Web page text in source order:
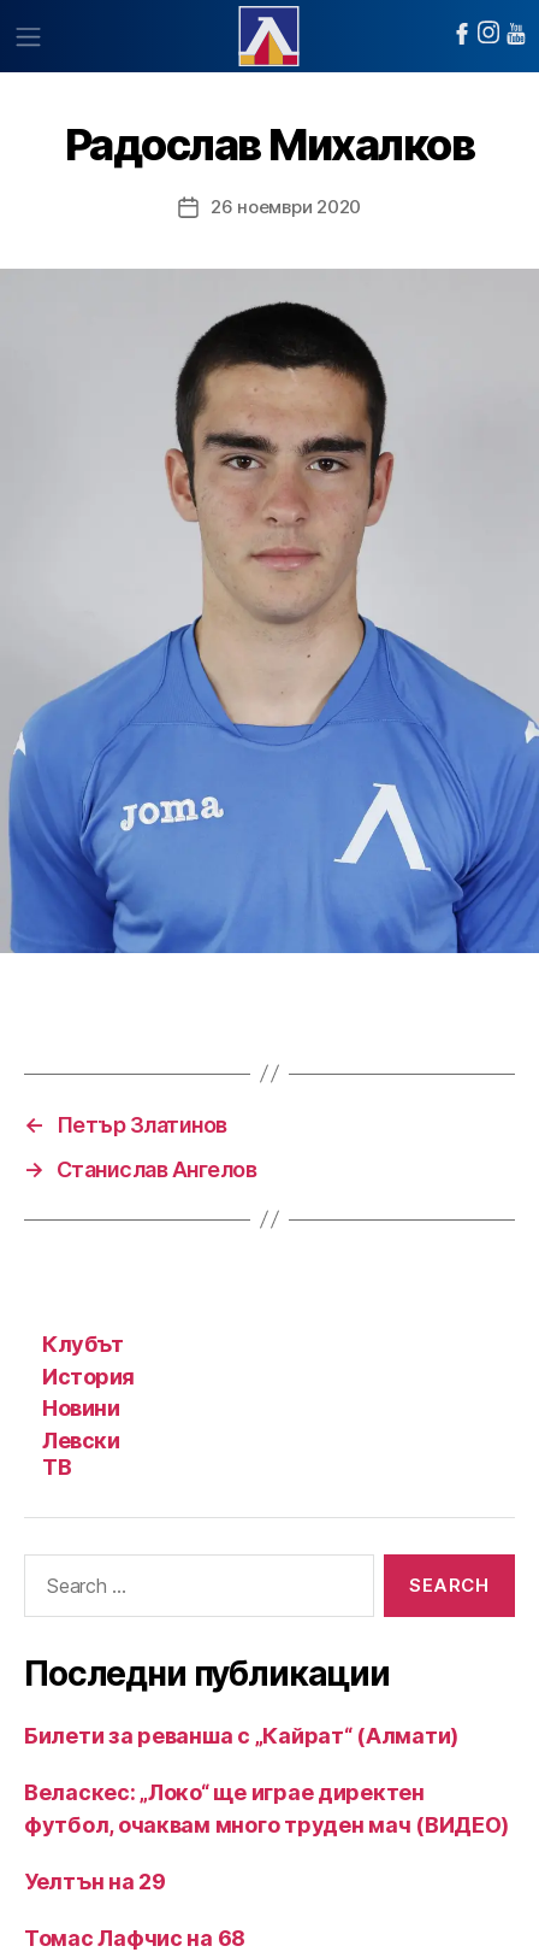
Радослав Михалков
Post26 ноември 2020
←
Петър Златинов
→
Станислав Ангелов
Клубът
История
Новини
Левски
ТВ
Последни публикации
Билети за реванша с „Кайрат“ (Алмати)
Веласкес: „Локо“ ще играе директен
футбол, очаквам много труден мач (ВИДЕО)
Уелтън на 29
Томас Лафчис на 68